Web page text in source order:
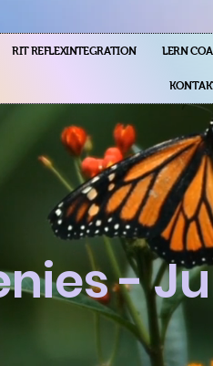
-
RIT REFLEXINTEGRATION LERN